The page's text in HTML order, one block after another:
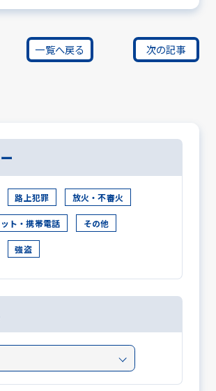
一覧へ戻る 次の記事
路上犯罪 放火・不審火
ト・携帯電話 その他
強盗